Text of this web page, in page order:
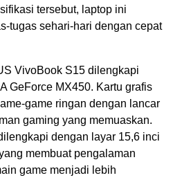
tersebut, laptop ini
tugas sehari-hari dengan cepat
VivoBook S15 dilengkapi
GeForce MX450. Kartu grafis
game ringan dengan lancar
gaming yang memuaskan.
dengan layar 15,6 inci
membuat pengalaman
game menjadi lebih